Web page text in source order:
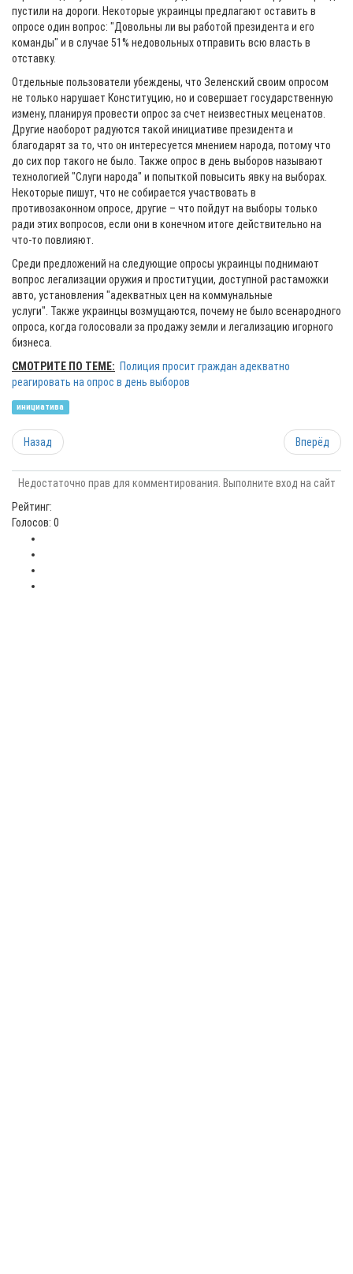
пустили на дороги. Некоторые украинцы предлагают оставить в
опросе один вопрос: "Довольны ли вы работой президента и его
команды" и в случае 51% недовольных отправить всю власть в
отставку.
Отдельные пользователи убеждены, что Зеленский своим опросом
не только нарушает Конституцию, но и совершает государственную
измену, планируя провести опрос за счет неизвестных меценатов.
Другие наоборот радуются такой инициативе президента и
благодарят за то, что он интересуется мнением народа, потому что
до сих пор такого не было. Также опрос в день выборов называют
технологией "Слуги народа" и попыткой повысить явку на выборах.
Некоторые пишут, что не собирается участвовать в
противозаконном опросе, другие – что пойдут на выборы только
ради этих вопросов, если они в конечном итоге действительно на
что-то повлияют.
Среди предложений на следующие опросы украинцы поднимают
вопрос легализации оружия и проституции, доступной растаможки
авто, установления "адекватных цен на коммунальные
услуги". Также украинцы возмущаются, почему не было всенародного
опроса, когда голосовали за продажу земли и легализацию игорного
бизнеса.
СМОТРИТЕ ПО ТЕМЕ: Полиция просит граждан адекватно
реагировать на опрос в день выборов
инициатива
Назад Вперёд
Недостаточно прав для комментирования. Выполните вход на сайт
Рейтинг:
Голосов: 0